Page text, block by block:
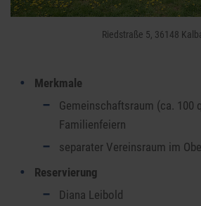
Riedstraße 5, 36148
Merkmale
Gemeinschaftsraum (ca. 100
Familienfeiern
separater Vereinsraum im
Reservierung
Diana Leibold